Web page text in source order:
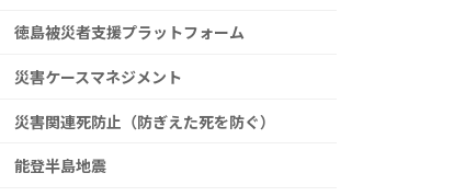
徳島被災者支援プラットフォーム
災害ケースマネジメント
災害関連死防止（防ぎえた死を防ぐ）
能登半島地震